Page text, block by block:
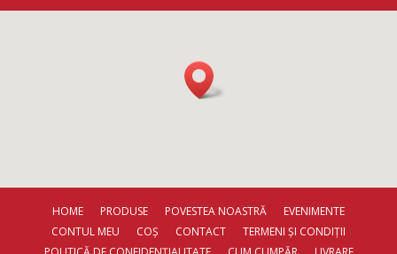
HOME PRODUSE POVESTEA NOASTRĂ
EVENIMENTE
CONTUL MEU
COȘ CONTACT
TERMENI ȘI CONDIȚII